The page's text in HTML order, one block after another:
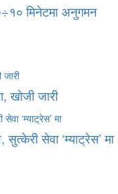
मिनेटमा अनुगमन
खोजी जारी
सेवा ‘म्याट्रेस’ मा